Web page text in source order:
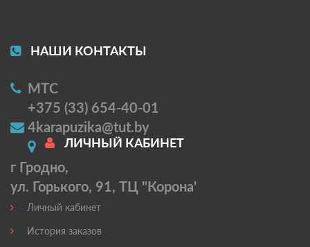
НАШИ КОНТАКТЫ
МТС
+375 (33) 654-40-01
4karapuzika@tut.by
г Гродно,
ул. Горького, 91, ТЦ "Корона'
ЛИЧНЫЙ КАБИНЕТ
Личный кабинет
История заказов